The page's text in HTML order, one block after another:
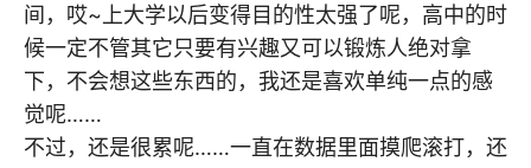
间，哎~上大学以后变得目的性太强了呢，高中的时
候一定不管其它只要有兴趣又可以锻炼人绝对拿
下，不会想这些东西的，我还是喜欢单纯一点的感
觉呢……
不过，还是很累呢……一直在数据里面摸爬滚打，还